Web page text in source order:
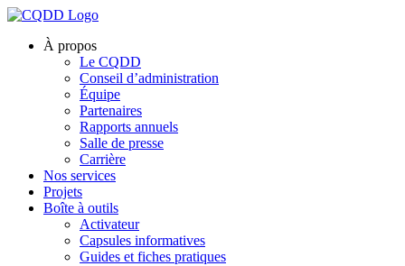
À propos
Le CQDD
Conseil d’administration
Équipe
Partenaires
Rapports annuels
Salle de presse
Carrière
Nos services
Projets
Boîte à outils
Activateur
Capsules informatives
Guides et fiches pratiques